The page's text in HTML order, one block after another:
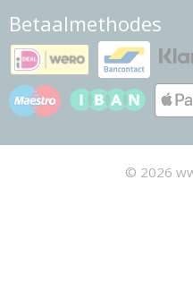
Betaalmethodes
© 2026